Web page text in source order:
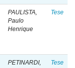
PAULISTA,
Paulo
Henrique
Tese
PETINARDI,
Tese